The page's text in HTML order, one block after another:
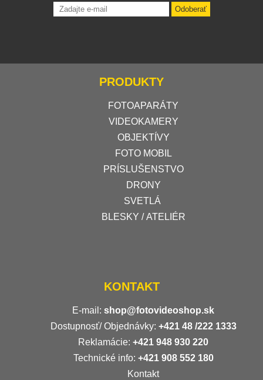
Odoberať
PRODUKTY
FOTOAPARÁTY
VIDEOKAMERY
OBJEKTÍVY
FOTO MOBIL
PRÍSLUŠENSTVO
DRONY
SVETLÁ
BLESKY / ATELIÉR
KONTAKT
E-mail: shop@fotovideoshop.sk
Dostupnosť/ Objednávky: +421 48 /222 1333
Reklamácie: +421 948 930 220
Technické info: +421 908 552 180
Kontakt